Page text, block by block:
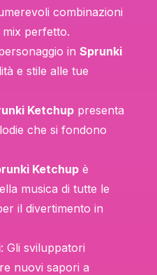
combinazioni
perfetto.
in Sprunki
e stile alle tue
Ketchup presenta
che si fondono
Ketchup è
musica di tutte le
il divertimento in
: Gli sviluppatori
nuovi sapori a